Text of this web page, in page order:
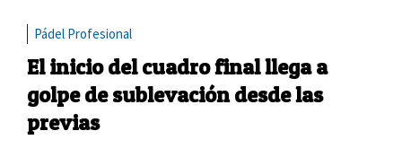
Pádel Profesional
El inicio del cuadro final llega a
golpe de sublevación desde las
previas